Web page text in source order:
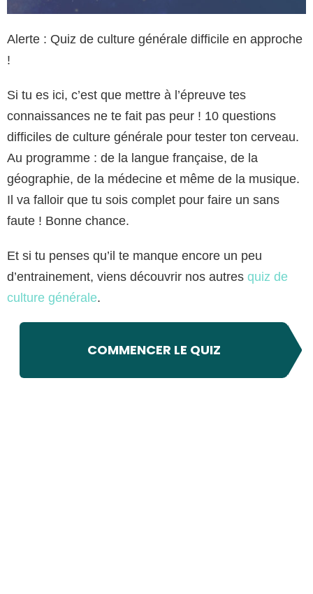
Alerte : Quiz de culture générale difficile en approche
!
Si tu es ici, c’est que mettre à l’épreuve tes
connaissances ne te fait pas peur ! 10 questions
difficiles de culture générale pour tester ton cerveau.
Au programme : de la langue française, de la
géographie, de la médecine et même de la musique.
Il va falloir que tu sois complet pour faire un sans
faute ! Bonne chance.
Et si tu penses qu’il te manque encore un peu
d’entrainement, viens découvrir nos autres quiz de
culture générale.
COMMENCER LE QUIZ